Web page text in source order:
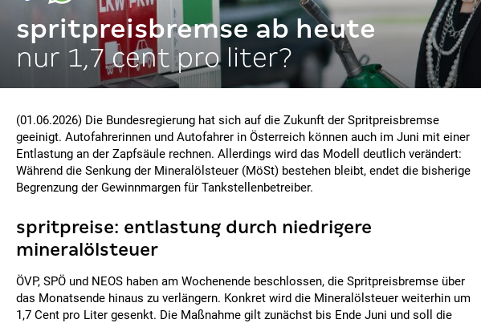
spritpreisbremse ab heute
nur 1,7 cent pro liter?
(01.06.2026) Die Bundesregierung hat sich auf die Zukunft der Spritpreisbremse
geeinigt. Autofahrerinnen und Autofahrer in Österreich können auch im Juni mit einer
Entlastung an der Zapfsäule rechnen. Allerdings wird das Modell deutlich verändert:
Während die Senkung der Mineralölsteuer (MöSt) bestehen bleibt, endet die bisherige
Begrenzung der Gewinnmargen für Tankstellenbetreiber.
spritpreise: entlastung durch niedrigere
mineralölsteuer
ÖVP, SPÖ und NEOS haben am Wochenende beschlossen, die Spritpreisbremse über
das Monatsende hinaus zu verlängern. Konkret wird die Mineralölsteuer weiterhin um
1,7 Cent pro Liter gesenkt. Die Maßnahme gilt zunächst bis Ende Juni und soll die